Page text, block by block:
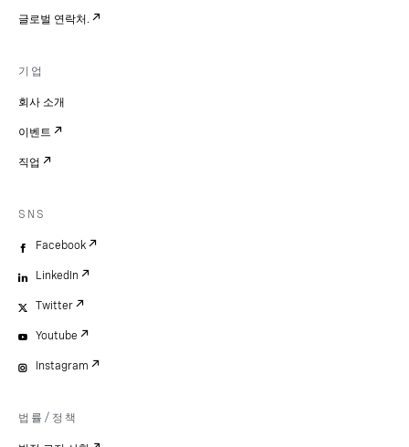
글로벌 연락처.
기업
회사 소개
이벤트
직업
SNS
Facebook
LinkedIn
Twitter
Youtube
Instagram
법률/정책